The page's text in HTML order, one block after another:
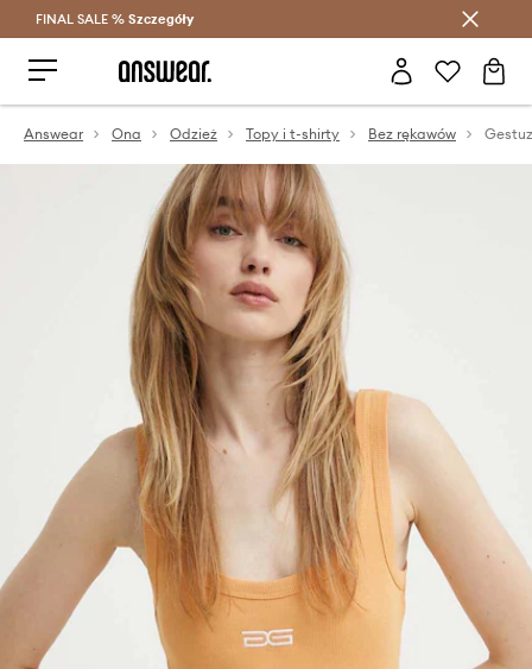
Oszczędzaj z Answear Club >
FINAL SALE % Szczegóły
Answear Ona Odzież Topy i t-shirty Bez rękawów